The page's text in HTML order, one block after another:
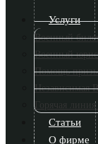
Услуги
Военный
Военный
Помощь
Независимая
Горячая линия
Статьи
О фирме